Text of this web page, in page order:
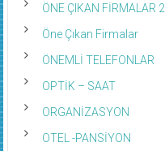
ÖNE ÇIKAN FİRMALAR 2
Öne Çıkan Firmalar
ÖNEMLİ TELEFONLAR
OPTİK – SAAT
ORGANİZASYON
OTEL -PANSİYON